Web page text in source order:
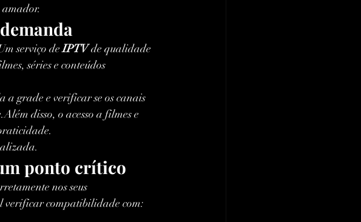
amador.
serviço de IPTV de qualidade
séries e conteúdos
a grade e verificar se os canais
disso, o acesso a filmes e
ponto crítico
nos seus
verificar compatibilidade com: